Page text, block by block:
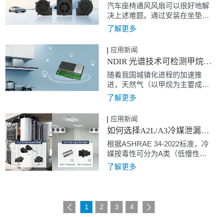
法则，并提供附录MM实验装
置，通过“安装法则+实验测试”的
双重保障，确保制冷系统稳定运
行。
汽车座椅通风风扇可以很好地解
决上述难题。通过安装在坐垫和
靠背发泡背面上的风扇，增加座
椅表面的空气流动带走热量，达
到局部持续降温的目的。即便长
时间乘坐，人体臀部和背部与座
椅之间的接触面仍保持干燥和舒
适，从根源上解决座椅降温难
题。
了解更多
应用新闻
NDIR 光谱技术可检测甲烷丙烷：守护家庭燃气安全
随着我国城镇化进程的加速推
进，天然气（以甲烷为主要成
分）和液化石油气（以丙烷为主
要成分）已广泛应用于城乡家
庭。然而，燃气安全事故却时有
发生，给家庭安全带来了严重威
胁。家用燃气报警器作为守护家
庭安全的必需品，其传感器需要
满足家庭厨房对高精度、长寿
命、低成本的严苛要求，以有效
预防燃气泄漏事故的发生。
了解更多
应用新闻
如何选择A2L/A3冷媒泄漏监测传感器？
根据ASHRAE 34-2022标准，冷
媒按毒性可分为A类（低慢性毒
性）、B类（高慢性毒性），按
可燃性可分为第1类（无火焰传
爆）。A2L是低毒弱可燃性冷
媒，常见的有R32、R454A、
了解更多
1 2 3 4